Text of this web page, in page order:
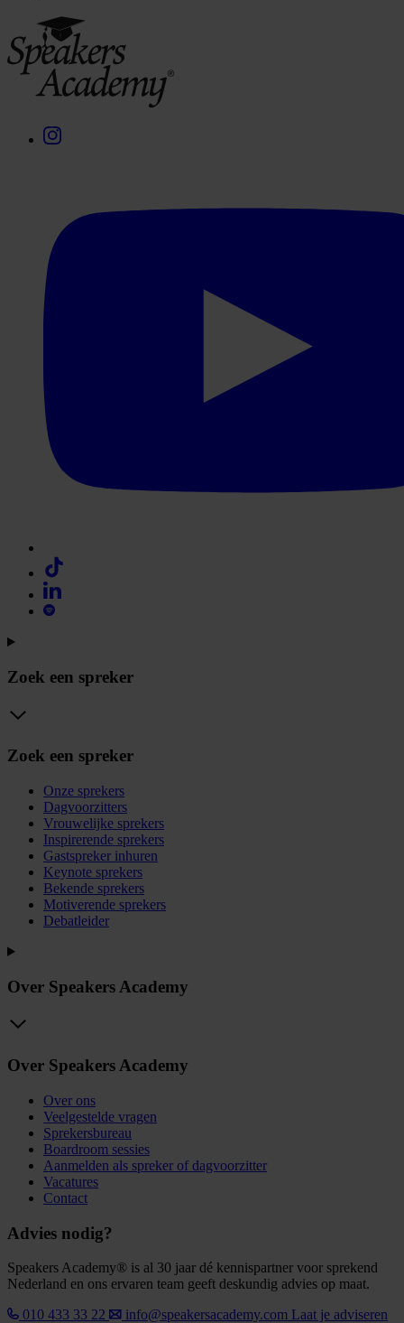
Zoek een spreker
Zoek een spreker
Onze sprekers
Dagvoorzitters
Vrouwelijke sprekers
Inspirerende sprekers
Gastspreker inhuren
Keynote sprekers
Bekende sprekers
Motiverende sprekers
Debatleider
Over Speakers Academy
Over Speakers Academy
Over ons
Veelgestelde vragen
Sprekersbureau
Boardroom sessies
Aanmelden als spreker of dagvoorzitter
Vacatures
Contact
Advies nodig?
Speakers Academy® is al 30 jaar dé kennispartner voor sprekend
Nederland en ons ervaren team geeft deskundig advies op maat.
010 433 33 22
info@speakersacademy.com Laat je adviseren